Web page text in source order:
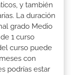
y también
La duración
grado Medio
1 curso
curso puede
con
podrías estar